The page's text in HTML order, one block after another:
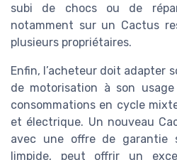
subi de chocs ou de
notamment sur un Cactus
plusieurs propriétaires.
Enfin, l’acheteur doit adapter
de motorisation à son
consommations en cycle
et électrique. Un nouveau
avec une offre de garantie
limpide, peut offrir un